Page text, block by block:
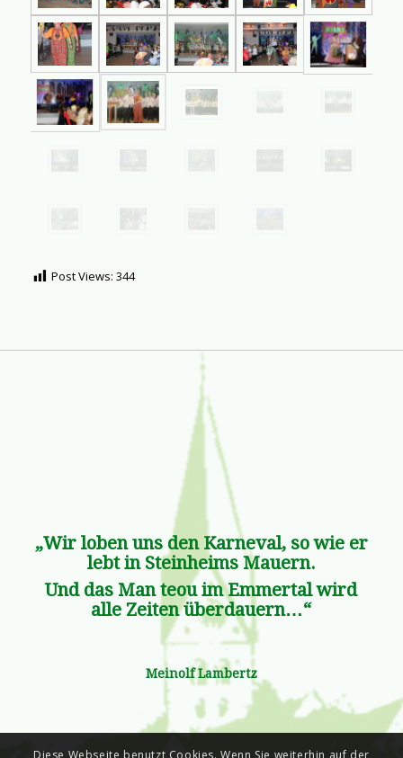
Post Views: 344
„Wir loben uns den Karneval, so wie er
lebt in Steinheims Mauern.
Und das Man teou im Emmertal wird
alle Zeiten überdauern…“
Meinolf Lambertz